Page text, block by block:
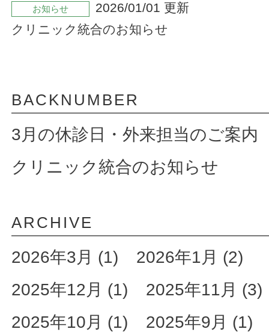
お知らせ
2026/01/01 更新
クリニック統合のお知らせ
BACKNUMBER
3月の休診日・外来担当のご案内
クリニック統合のお知らせ
ARCHIVE
2026年3月 (1)
2026年1月 (2)
2025年12月 (1)
2025年11月 (3)
2025年10月 (1)
2025年9月 (1)